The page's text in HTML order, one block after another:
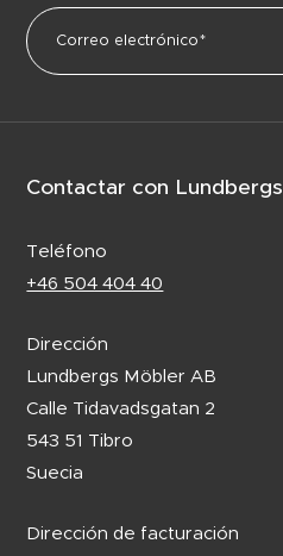
Contactar con Lundbergs
Teléfono
+46 504 404 40
Dirección
Lundbergs Möbler AB
Calle Tidavadsgatan 2
543 51 Tibro
Suecia
Dirección de facturación